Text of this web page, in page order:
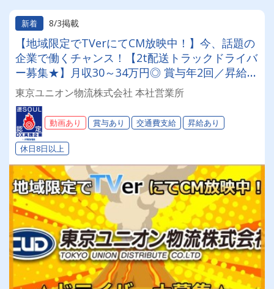
新着 8/3掲載
【地域限定でTVerにてCM放映中！】今、話題の
企業で働くチャンス！【2t配送トラックドライバ
ー募集★】月収30～34万円◎ 賞与年2回／昇給有
／福利厚生充実／仕事量安定／未経験歓迎◎【年
間休日113日以上】連休もあり◎プライベート充
実可◎「安心・安全」で働く。東京ユニオン物流
でドライバーライフを送りませんか？
東京ユニオン物流株式会社 本社営業所
動画あり 賞与あり 交通費支給 昇給あり
休日8日以上